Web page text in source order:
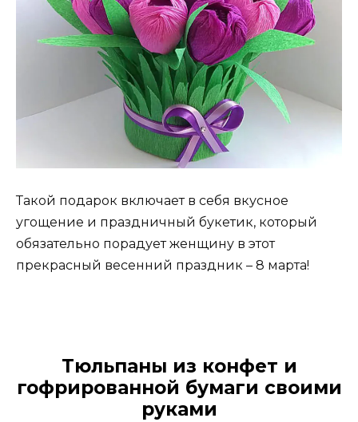
Такой подарок включает в себя вкусное
угощение и праздничный букетик, который
обязательно порадует женщину в этот
прекрасный весенний праздник – 8 марта!
Тюльпаны из конфет и
гофрированной бумаги своими
руками